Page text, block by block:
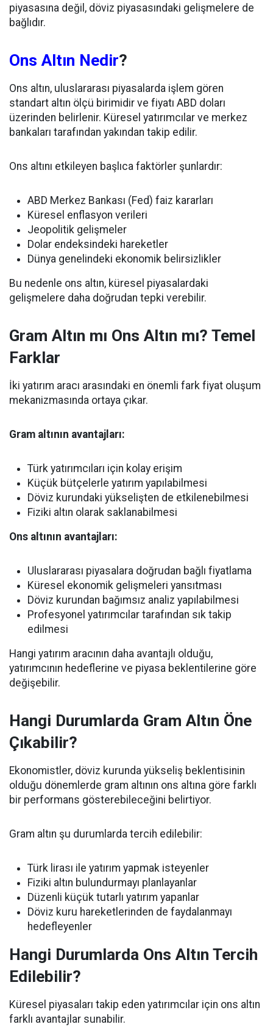
piyasasına değil, döviz piyasasındaki gelişmelere de
bağlıdır.
Ons Altın Nedir?
Ons altın, uluslararası piyasalarda işlem gören
standart altın ölçü birimidir ve fiyatı ABD doları
üzerinden belirlenir. Küresel yatırımcılar ve merkez
bankaları tarafından yakından takip edilir.
Ons altını etkileyen başlıca faktörler şunlardır:
ABD Merkez Bankası (Fed) faiz kararları
Küresel enflasyon verileri
Jeopolitik gelişmeler
Dolar endeksindeki hareketler
Dünya genelindeki ekonomik belirsizlikler
Bu nedenle ons altın, küresel piyasalardaki
gelişmelere daha doğrudan tepki verebilir.
Gram Altın mı Ons Altın mı? Temel
Farklar
İki yatırım aracı arasındaki en önemli fark fiyat oluşum
mekanizmasında ortaya çıkar.
Gram altının avantajları:
Türk yatırımcıları için kolay erişim
Küçük bütçelerle yatırım yapılabilmesi
Döviz kurundaki yükselişten de etkilenebilmesi
Fiziki altın olarak saklanabilmesi
Ons altının avantajları:
Uluslararası piyasalara doğrudan bağlı fiyatlama
Küresel ekonomik gelişmeleri yansıtması
Döviz kurundan bağımsız analiz yapılabilmesi
Profesyonel yatırımcılar tarafından sık takip
edilmesi
Hangi yatırım aracının daha avantajlı olduğu,
yatırımcının hedeflerine ve piyasa beklentilerine göre
değişebilir.
Hangi Durumlarda Gram Altın Öne
Çıkabilir?
Ekonomistler, döviz kurunda yükseliş beklentisinin
olduğu dönemlerde gram altının ons altına göre farklı
bir performans gösterebileceğini belirtiyor.
Gram altın şu durumlarda tercih edilebilir:
Türk lirası ile yatırım yapmak isteyenler
Fiziki altın bulundurmayı planlayanlar
Düzenli küçük tutarlı yatırım yapanlar
Döviz kuru hareketlerinden de faydalanmayı
hedefleyenler
Hangi Durumlarda Ons Altın Tercih
Edilebilir?
Küresel piyasaları takip eden yatırımcılar için ons altın
farklı avantajlar sunabilir.